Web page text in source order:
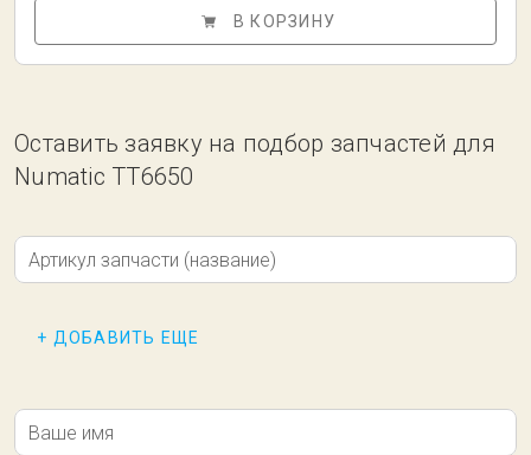
В КОРЗИНУ
Оставить заявку на подбор запчастей для
Numatic TT6650
Артикул запчасти (название)
+ ДОБАВИТЬ ЕЩЕ
Ваше имя